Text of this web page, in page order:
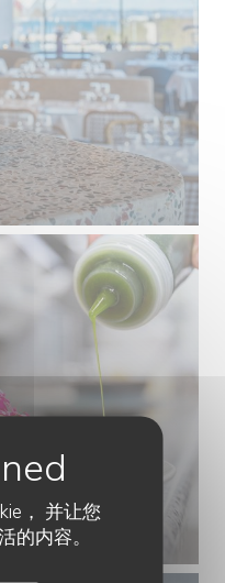
， 并让您
的内容。